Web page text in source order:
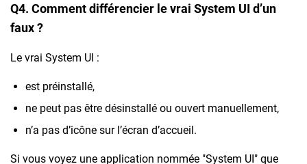
Q4. Comment différencier le vrai System UI d’un
faux ?
Le vrai System UI :
est préinstallé,
ne peut pas être désinstallé ou ouvert manuellement,
n’a pas d’icône sur l’écran d’accueil.
Si vous voyez une application nommée "System UI" que